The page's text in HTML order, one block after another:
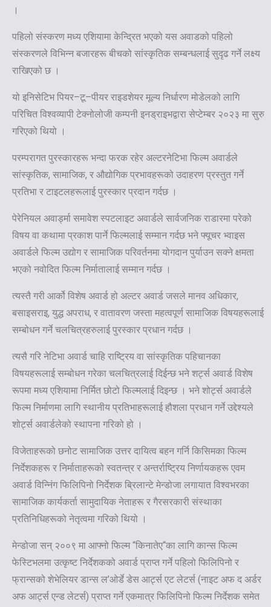
।
पहिलो संस्करण मध्य एशियामा केन्द्रित भएको यस अवाडको पहिलो
संस्करणले विभिन्न बजारहरू बीचको सांस्कृतिक सम्बन्धलाई सुदृढ गर्ने लक्ष्य
राखिएको छ ।
यो इनिसेटिभ पियर–टू–पीयर राइडशेयर मूल्य निर्धारण मोडेलको लागि
परिचित विश्वव्यापी टेक्नोलोजी कम्पनी इनड्राइभद्वारा सेप्टेम्बर २०२३ मा सुरु
गरिएको थियो ।
परम्परागत पुरस्कारहरू भन्दा फरक रहेर अल्टरनेटिभा फिल्म अवार्डले
सांस्कृतिक, सामाजिक, र औद्योगिक प्रभावहरूको उदाहरण प्रस्तुत गर्ने
प्रतिभा र टाइटलहरूलाई पुरस्कार प्रदान गर्दछ ।
पेरेनियल अवार्ड्मा समावेश स्पटलाइट अवार्डले सार्वजनिक राडारमा परेको
विषय वा कथामा प्रकाश पार्ने फिल्मलाई सम्मान गर्दछ भने फ्यूचर भ्वाइस
अवार्डले फिल्म उद्योग र सामाजिक परिवर्तनमा योगदान पुर्याउन सक्ने क्षमता
भएको नवोदित फिल्म निर्मातालाई सम्मान गर्दछ ।
त्यस्तै गरी आर्को विशेष अवार्ड हो अल्टर अवार्ड जसले मानव अधिकार,
बसाइसराइ, युद्ध अपराध, र वातावरण जस्ता महत्वपूर्ण सामाजिक विषयहरूलाई
सम्बोधन गर्ने चलचित्रहरुलाई पुरस्कार प्रधान गर्दछ ।
त्यसै गरि नेटिभा अवार्ड चाहि राष्ट्रिय वा सांस्कृतिक पहिचानका
विषयहरूलाई सम्बोधन गरेका चलचित्रलाई दिईन्छ भने शर्ट्स अवार्ड विशेष
रूपमा मध्य एशियामा निर्मित छोटो फिल्मलाई दिइन्छ । भने शोर्ट्स अवार्डले
फिल्म निर्माणमा लागि स्थानीय प्रतिभाहरूलाई हौशला प्रधान गर्ने उद्देश्यले
शोर्ट्स अवार्डलेको स्थापना गरिको हो ।
विजेताहरूको छनोट सामाजिक उत्तर दायित्व बहन गर्नि किसिमका फिल्म
निर्देशकहरू र निर्माताहरूको स्वतन्त्र र अन्तर्राष्ट्रिय निर्णायकहरू एवम
अवार्ड विन्निंग फिलिपिनो निर्देशक ब्रिलान्टे मेन्डोजा लगायात विश्वभरका
सामाजिक कार्यकर्ता सामुदायिक नेताहरू र गैरसरकारी संस्थाका
प्रतिनिधिहरूको नेतृत्वमा गरिको थियो ।
मेन्डोजा सन् २००९ मा आफ्नो फिल्म “किनातेए“का लागि कान्स फिल्म
फेस्टिभलमा उत्कृष्ट निर्देशकको अवार्ड प्राप्त गर्ने पहिलो फिलिपिनो र
फ्रान्सको शेभेलियर डान्स ल’ओर्डे डेस आर्ट्स एट लेटर्स (नाइट अफ द अर्डर
अफ आर्ट्स एन्ड लेटर्स) प्राप्त गर्ने एकमात्र फिलिपिनो फिल्म निर्देशक समेत